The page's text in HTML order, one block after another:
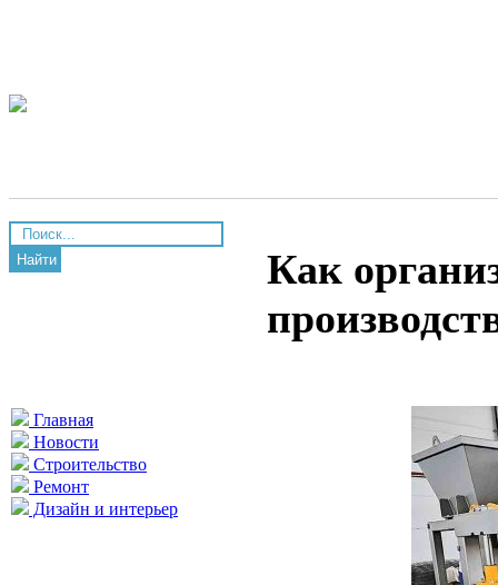
Найти
Главная
Новости
Строительство
Ремонт
Дизайн и интерьер
Как